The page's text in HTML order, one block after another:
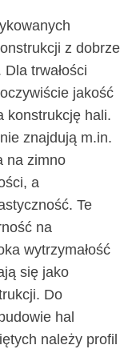
z dobrze
trwałości
jakość
konstrukcję hali.
znajdują m.in.
na zimno
a
Te
na
wytrzymałość
się jako
Do
hal
należy profil